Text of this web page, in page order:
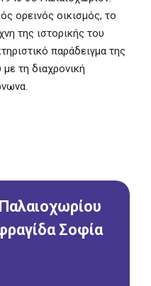
ορεινός οικισμός, το
της ιστορικής του
παράδειγμα της
τη διαχρονική
Σοφία